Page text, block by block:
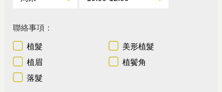
聯絡事項：
植髮
美形植髮
植眉
植鬢角
落髮